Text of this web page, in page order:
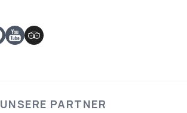
UNSERE PARTNER